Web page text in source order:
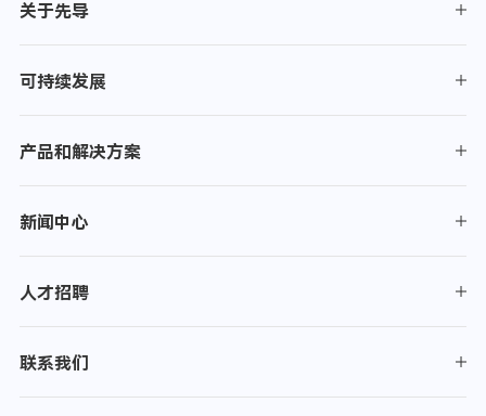
关于先导
可持续发展
产品和解决方案
新闻中心
人才招聘
联系我们